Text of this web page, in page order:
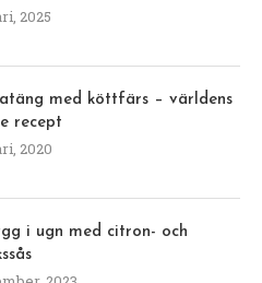
2025
med köttfärs – världens
recept
2020
i ugn med citron- och